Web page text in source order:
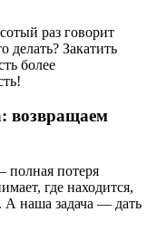
раз говорит
Закатить
более
возвращаем
полная потеря
где находится,
А наша задача — дать